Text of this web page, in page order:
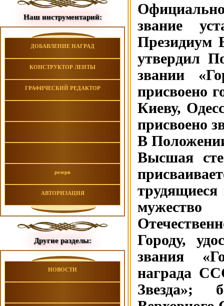
Наш инструментарий:
ДОБАВЛЕНИЕ НАГРАД
КОНСТРУКТОР ЛЕНТЫ
ГРАФИЧЕСКИЙ РЕДАКТОР
резерв
АВТОРИЗАЦИЯ
Другие разделы:
НОВОСТИ
звание
Президиум
утвердил
звании
присвоено
Киеву,
присвоено
В
Высшая
Городу,
звания
награда
Звезда»;